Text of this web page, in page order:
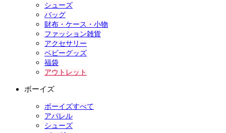
シューズ
バッグ
財布・ケース・小物
ファッション雑貨
アクセサリー
ベビーグッズ
福袋
アウトレット
ボーイズ
ボーイズすべて
アパレル
シューズ